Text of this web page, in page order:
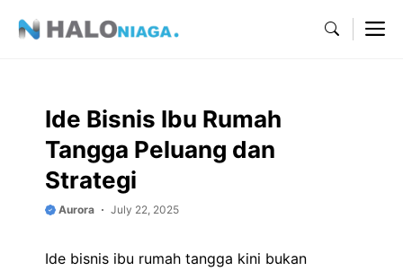
Ide Bisnis Ibu Rumah
Tangga Peluang dan
Strategi
Aurora July 22, 2025
Ide bisnis ibu rumah tangga kini bukan